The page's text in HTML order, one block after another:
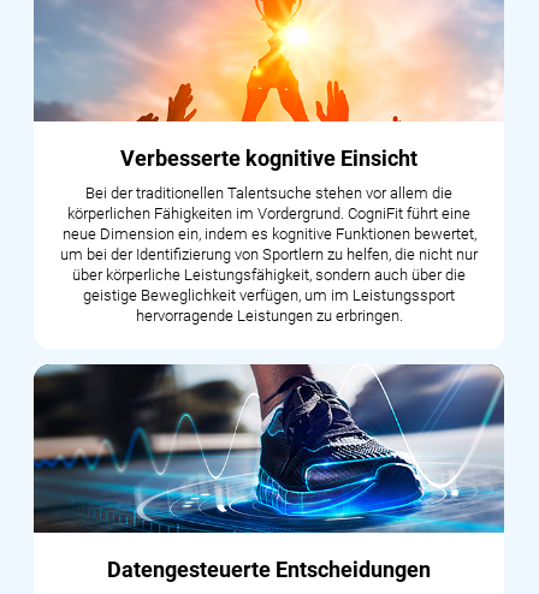
Verbesserte kognitive Einsicht
Bei der traditionellen Talentsuche stehen vor allem die
körperlichen Fähigkeiten im Vordergrund. CogniFit führt eine
neue Dimension ein, indem es kognitive Funktionen bewertet,
um bei der Identifizierung von Sportlern zu helfen, die nicht nur
über körperliche Leistungsfähigkeit, sondern auch über die
geistige Beweglichkeit verfügen, um im Leistungssport
hervorragende Leistungen zu erbringen.
Datengesteuerte Entscheidungen